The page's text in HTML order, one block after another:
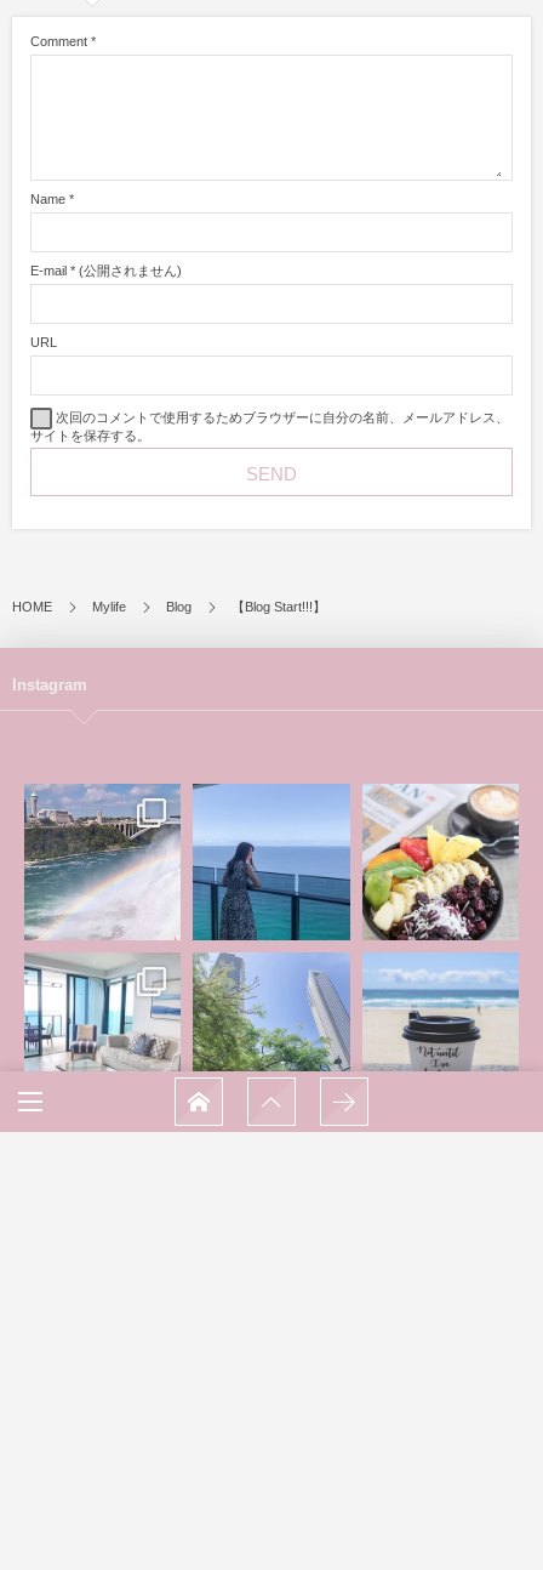
Comment *
Name *
E-mail * (公開されません)
URL
次回のコメントで使用するためブラウザーに自分の名前、メールアドレス、
サイトを保存する。
HOME Mylife Blog 【Blog Start!!!】
Instagram